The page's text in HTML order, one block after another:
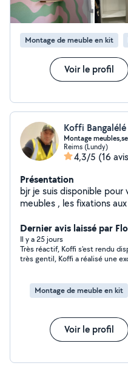
Montage de meuble en kit
Voir le profil
Koffi Bangalélé
Montage
Reims (Lundy)
4,3/5 (16
Présentation
bjr je suis disponible
meubles , les fixations
Dernier avis laissé par
Il y a 25 jours
Très réactif, Koffi s'est rendu
très gentil, Koffi a réalisé une
Montage de meuble en kit
Voir le profil